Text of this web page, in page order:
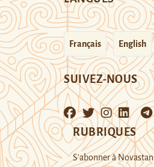
Français English
SUIVEZ-NOUS
RUBRIQUES
S’abonner à Novastan